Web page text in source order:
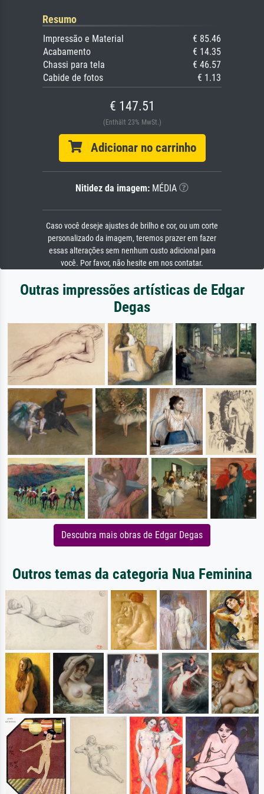
Resumo
Impressão e Material
€ 85.46
Acabamento
€ 14.35
Chassi para tela
€ 46.57
Cabide de fotos
€ 1.13
€ 147.51
(Enthält 23% MwSt.)
Adicionar no carrinho
Nitidez da imagem: MÉDIA
Caso você deseje ajustes de brilho e cor, ou um corte
personalizado da imagem, teremos prazer em fazer
essas alterações sem nenhum custo adicional para
você. Por favor, não hesite em nos contatar.
Outras impressões artísticas de Edgar
Degas
Descubra mais obras de Edgar Degas
Outros temas da categoria Nua Feminina